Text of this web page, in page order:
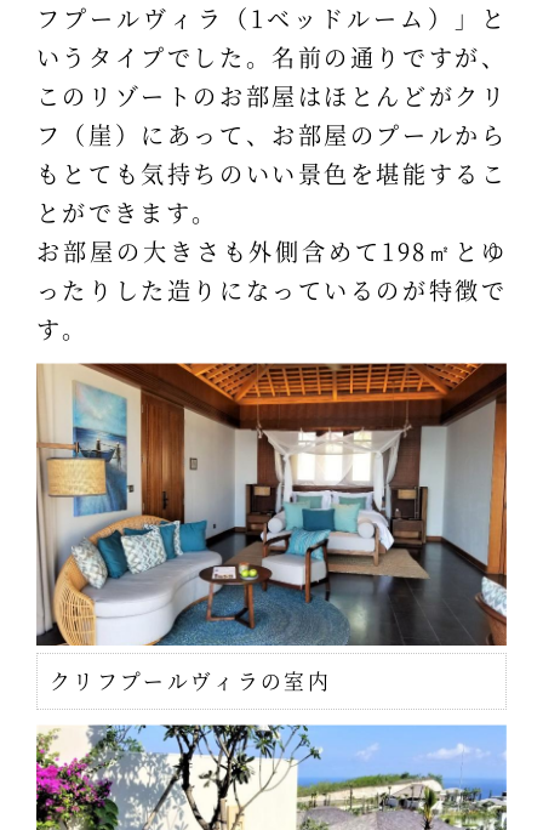
フプールヴィラ（1ベッドルーム）」と
いうタイプでした。名前の通りですが、
このリゾートのお部屋はほとんどがクリ
フ（崖）にあって、お部屋のプールから
もとても気持ちのいい景色を堪能するこ
とができます。
お部屋の大きさも外側含めて198㎡とゆ
ったりした造りになっているのが特徴で
す。
クリフプールヴィラの室内